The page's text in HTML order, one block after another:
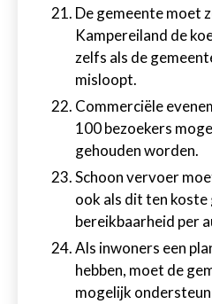
De gemeente moet
Kampereiland de
zelfs als de
misloopt.
Commerciële
100 bezoekers
gehouden worden.
Schoon vervoer
ook als dit ten koste
bereikbaarheid per
Als inwoners een
hebben, moet de
mogelijk